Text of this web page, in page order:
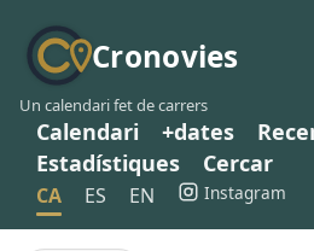
Cronovies
Un calendari fet de carrers
Calendari +dates
Estadístiques
Cercar
CA ES EN Instagram